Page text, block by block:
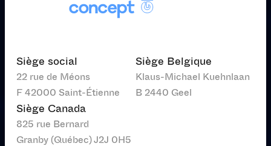
Siège social
22 rue de Méons
F 42000 Saint-Étienne
Siège Belgique
Klaus-Michael Kuehnlaan
B 2440 Geel
Siège Canada
825 rue Bernard
Granby (Québec) J2J 0H5